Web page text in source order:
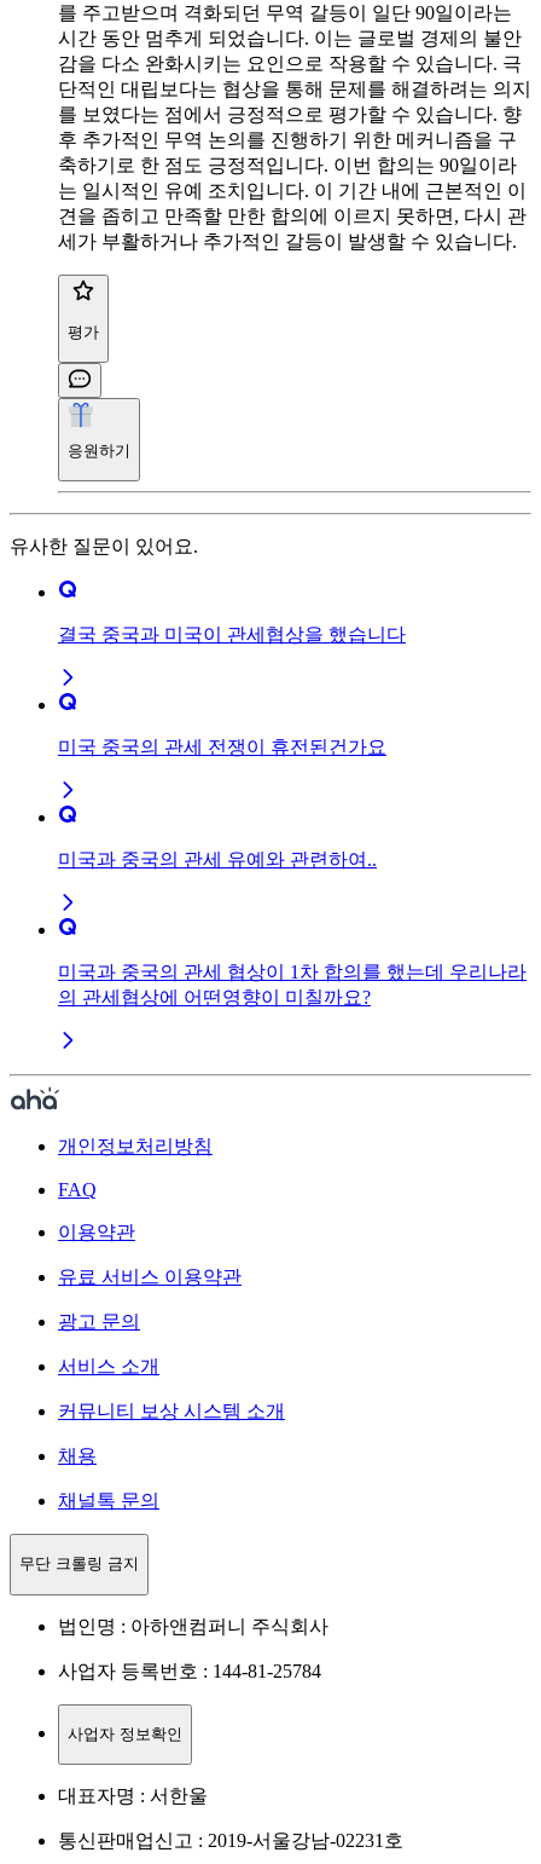
를 주고받으며 격화되던 무역 갈등이 일단 90일이라는
시간 동안 멈추게 되었습니다. 이는 글로벌 경제의 불안
감을 다소 완화시키는 요인으로 작용할 수 있습니다. 극
단적인 대립보다는 협상을 통해 문제를 해결하려는 의지
를 보였다는 점에서 긍정적으로 평가할 수 있습니다. 향
후 추가적인 무역 논의를 진행하기 위한 메커니즘을 구
축하기로 한 점도 긍정적입니다. 이번 합의는 90일이라
는 일시적인 유예 조치입니다. 이 기간 내에 근본적인 이
견을 좁히고 만족할 만한 합의에 이르지 못하면, 다시 관
세가 부활하거나 추가적인 갈등이 발생할 수 있습니다.
평가
응원하기
유사한 질문이 있어요.
결국 중국과 미국이 관세협상을 했습니다
미국 중국의 관세 전쟁이 휴전된건가요
미국과 중국의 관세 유예와 관련하여..
미국과 중국의 관세 협상이 1차 합의를 했는데 우리나라
의 관세협상에 어떤영향이 미칠까요?
개인정보처리방침
FAQ
이용약관
유료 서비스 이용약관
광고 문의
서비스 소개
커뮤니티 보상 시스템 소개
채용
채널톡 문의
무단 크롤링 금지
법인명 : 아하앤컴퍼니 주식회사
사업자 등록번호 : 144-81-25784
사업자 정보확인
대표자명 : 서한울
통신판매업신고 : 2019-서울강남-02231호